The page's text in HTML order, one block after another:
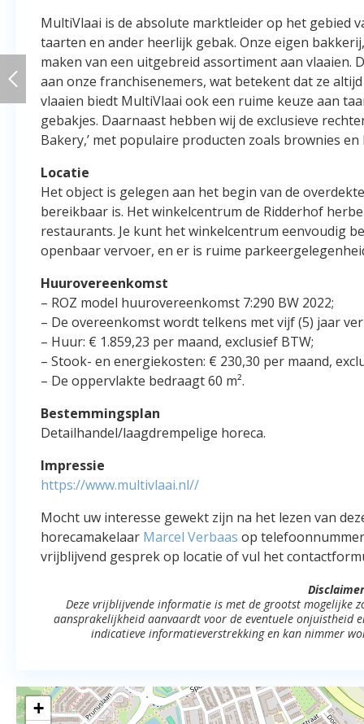
MultiVlaai is de absolute marktleider op het gebied
taarten en ander heerlijk gebak. Onze eigen
maken van een uitgebreid assortiment aan vlaaien.
aan onze franchisenemers, wat betekent dat ze
vlaaien biedt MultiVlaai ook een ruime keuze aan
gebakjes. Daarnaast hebben wij de exclusieve
Bakery,’ met populaire producten zoals brownies en
Locatie
Het object is gelegen aan het begin van de
bereikbaar is. Het winkelcentrum de Ridderhof
restaurants. Je kunt het winkelcentrum eenvoudig
openbaar vervoer, en er is ruime
Huurovereenkomst
– ROZ model huurovereenkomst 7:290 BW 2022;
– De overeenkomst wordt telkens met vijf (5) jaar
– Huur: € 1.859,23 per maand, exclusief BTW;
– Stook- en energiekosten: € 230,30 per maand,
– De oppervlakte bedraagt 60 m².
Bestemmingsplan
Detailhandel/laagdrempelige horeca.
Impressie
https://www.multivlaai.nl//
Mocht uw interesse gewekt zijn na het lezen van
horecamakelaar Marcel Verbaas op
vrijblijvend gesprek op locatie of vul het
Deze vrijblijvende informatie is met de grootst mogelijke
aansprakelijkheid aanvaardt voor de eventuele onjuistheid
indicatieve informatieverstrekking en kan nimmer
+